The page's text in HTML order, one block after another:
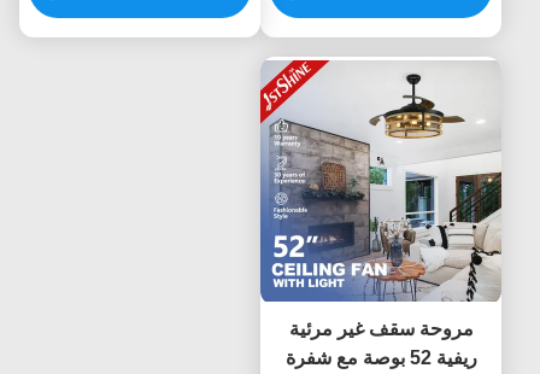
مروحة سقف غير مرئية
ريفية 52 بوصة مع شفرة